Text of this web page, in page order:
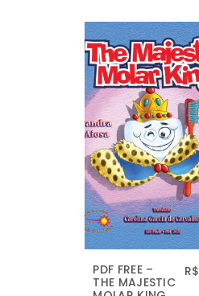
PDF FREE –
THE MAJESTIC
R$